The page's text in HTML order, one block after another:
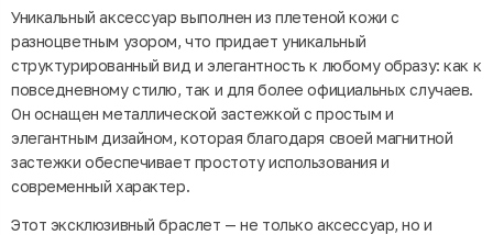
Уникальный аксессуар выполнен из плетеной кожи с
разноцветным узором, что придает уникальный
структурированный вид и элегантность к любому образу: как к
повседневному стилю, так и для более официальных случаев.
Он оснащен металлической застежкой с простым и
элегантным дизайном, которая благодаря своей магнитной
застежки обеспечивает простоту использования и
современный характер.
Этот эксклюзивный браслет — не только аксессуар, но и